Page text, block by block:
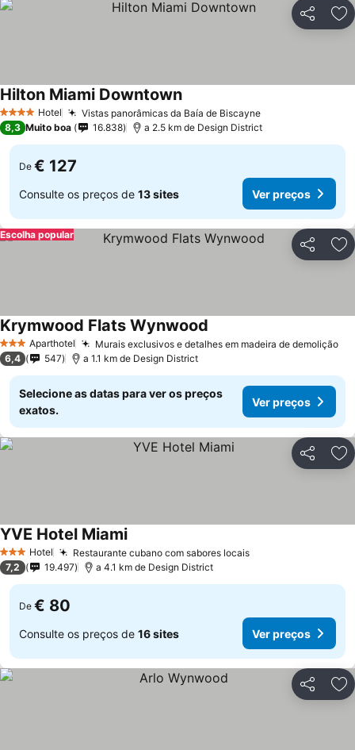
Partilhar
4 EstrelasHotel Vistas panorâmicas da Baía de Biscayne
Hilton Miami Downtown
8,3 Muito boa 16.838 a 2.5 km de Design District
De € 127
Consulte os preços de 13 sites Ver preços
Partilhar
Escolha popular
3 EstrelasAparthotel Murais exclusivos e detalhes em madeira de demolição
Krymwood Flats Wynwood
6,4 547 a 1.1 km de Design District
Selecione as datas para ver os preços
exatos.
Ver preços
Partilhar
3 EstrelasHotel Restaurante cubano com sabores locais
YVE Hotel Miami
7,2 19.497 a 4.1 km de Design District
De € 80
Consulte os preços de 16 sites Ver preços
Partilhar